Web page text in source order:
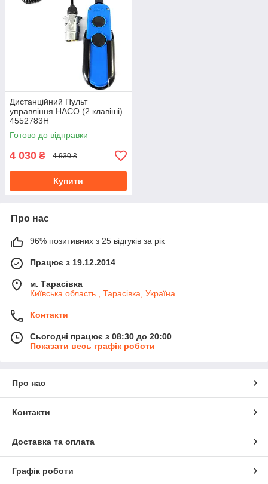
Дистанційний Пульт
управління HACO (2 клавіші)
4552783H
Готово до відправки
4 030 ₴ 4 930 ₴
Купити
Про нас
96% позитивних з 25 відгуків за рік
Працює з 19.12.2014
м. Тарасівка
Київська область , Тарасівка, Україна
Контакти
Сьогодні працює з 08:30 до 20:00
Показати весь графік роботи
Про нас
Контакти
Доставка та оплата
Графік роботи